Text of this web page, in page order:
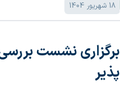
18 شهریور 1404
پذیر